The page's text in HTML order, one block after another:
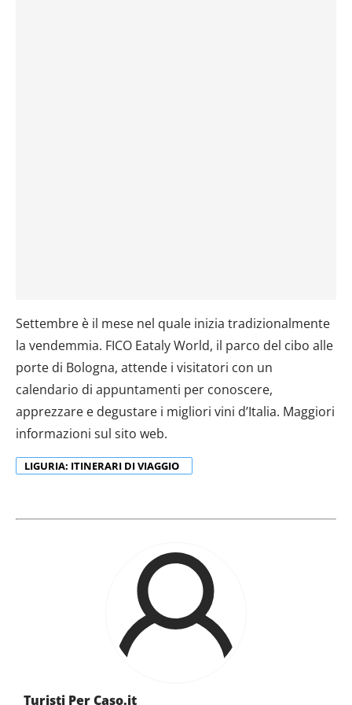
Settembre è il mese nel quale inizia tradizionalmente
la vendemmia. FICO Eataly World, il parco del cibo alle
porte di Bologna, attende i visitatori con un
calendario di appuntamenti per conoscere,
apprezzare e degustare i migliori vini d’Italia. Maggiori
informazioni sul sito web.
LIGURIA: ITINERARI DI VIAGGIO
Turisti Per Caso.it